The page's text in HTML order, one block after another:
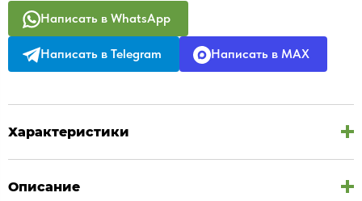
Написать в WhatsApp
Написать в Telegram Написать в MAX
Характеристики
Описание